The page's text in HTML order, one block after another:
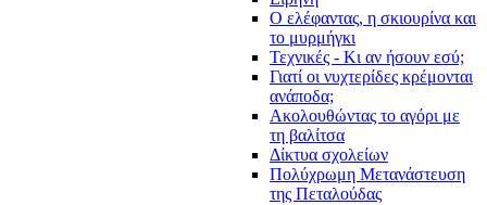
Ο ελέφαντας, η σκιουρίνα και
το μυρμήγκι
Τεχνικές - Κι αν ήσουν εσύ;
Γιατί οι νυχτερίδες κρέμονται
ανάποδα;
Ακολουθώντας το αγόρι με
τη βαλίτσα
Δίκτυα σχολείων
Πολύχρωμη Μετανάστευση
της Πεταλούδας